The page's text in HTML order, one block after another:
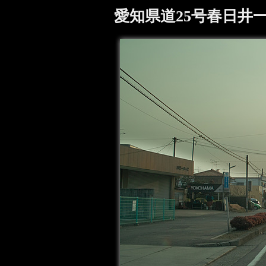
愛知県道25号春日井